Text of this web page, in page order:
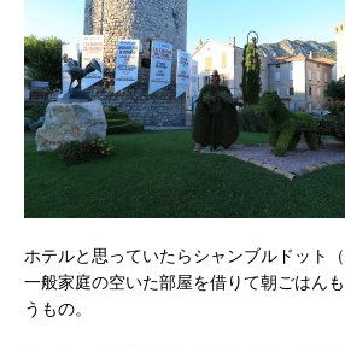
ホテルと思っていたらシャンブルドット
一般家庭の空いた部屋を借りて朝ごはん
うもの。